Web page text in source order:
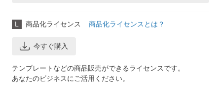
L 商品化ライセンス 商品化ライセンスとは？
今すぐ購入
テンプレートなどの商品販売ができるライセンスです。
あなたのビジネスにご活用ください。